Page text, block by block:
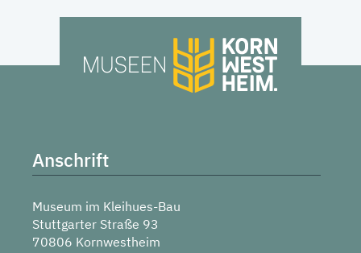
Anschrift
Museum im Kleihues-Bau
Stuttgarter Straße 93
70806 Kornwestheim